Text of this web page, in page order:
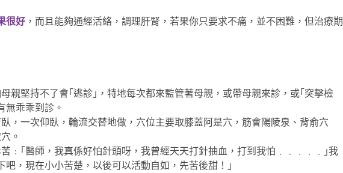
很好 ，而且能夠通經活絡，調理肝腎，若果你只要求不痛，並不困難，但治療期
親堅持不了會｢逃診｣，特地每次都來監管著母親，或帶母親來診，或｢突擊檢
無乖乖到診。
，一次仰臥，輪流交替地做，穴位主要取膝蓋阿是穴，筋會陽陵泉、背俞穴
。
﹕｢醫師，我真係好怕針頭呀，我曾經天天打針抽血，打到我怕﹒﹒﹒﹒﹒｣我
吧，現在小小苦楚，以後可以活動自如，先苦後甜！｣